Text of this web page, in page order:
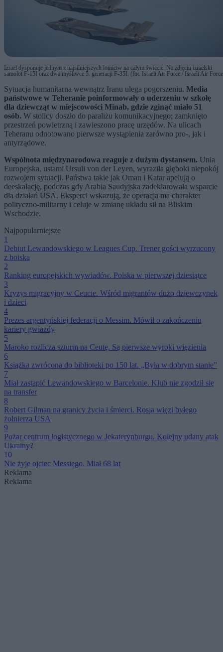
Izrael dysponuje jednym z najsilniejszych lotnictw na całym świecie. Na zdjęciu izraelski
samolot F-15I oraz dwa myśliwce 5. generacji F-35I. (fot. Israeli Air Force / Israeli Air
Sytuacja humanitarna wewnątrz Iranu ulega pogorszeniu. Media
państwowe w Teheranie poinformowały o uderzeniu w szkołę
dla dziewcząt w miejscowości Minab, gdzie zginąć miało 51
osób. W stolicy doszło do paraliżu komunikacyjnego; zamknięto
przestrzeń powietrzną i zawieszono pracę urzędów. Na ulicach
Teheranu odnotowano pierwsze wystąpienia zarówno pro-, jak i
antyrządowe.
Wspólnota międzynarodowa reaguje z dużym dystansem. Unia
Europejska, ustami Ursuli von der Leyen, wyraziła głęboki niepokój
rozwojem sytuacji. Państwa takie jak Oman i Katar apelują o
deeskalację, podczas gdy Arabia Saudyjska zadeklarowała wsparcie
dla działań USA. Eksperci wskazują, że operacja ma charakter
polityczno-militarny i celuje w zmianę układu sił na Bliskim
Wschodzie.
Najpopularniejsze
1
Debiut Lewandowskiego w Leagues Cup. Trener gości wyrzucony
z boiska
2
Ranking europejskich wywiadów. Polska w pierwszej dziesiątce
3
Kryzys migracyjny w Ceucie. Wśród migrantów dużo dziewczynek
i dzieci
4
Prezes argentyńskiej federacji o Messim. Mówił o zakończeniu
kariery gwiazdy
5
Maroko rozlicza szturm na Ceutę. Są pierwsze wyroki więzienia
6
Książka zwrócona do biblioteki po 150 lat. „Była w dobrym stanie”
7
Miał zastąpić Lewandowskiego w Barcelonie. Klub nie zgodził się
na transfer
8
Robert Gilman na granicy życia i śmierci. Rosja więzi byłego
żołnierza USA
9
Pożar centrum logistycznego w Jekaterynburgu. Kolejny udany atak
Ukrainy?
10
Nie żyje ojciec Messiego. Miał 68 lat
Reklama
Reklama